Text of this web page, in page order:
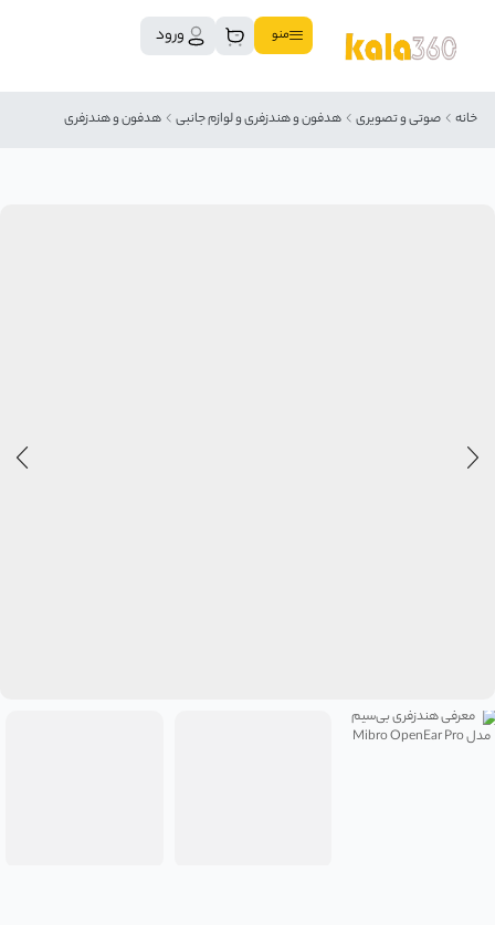
منو ورود
خانه صوتی و تصویری هدفون و هندزفری و لوازم جانبی هدفون و هندزفری